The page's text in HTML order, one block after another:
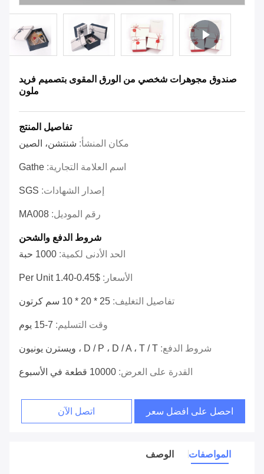
صندوق مجوهرات شخصي من الورق المقوى بتصميم فريد
ملون
تفاصيل المنتج
مكان المنشأ: شنتشن، الصين
اسم العلامة التجارية: Gathe
إصدار الشهادات: SGS
رقم الموديل: MA008
شروط الدفع والشحن
الحد الأدنى لكمية: 1000 حبة
الأسعار: $0.45-1.40 Per Unit
تفاصيل التغليف: 25 * 20 * 10 سم كرتون
وقت التسليم: 7-15 يوم
شروط الدفع: D / P ، D / A ، T / T ، ويسترن يونيون
القدرة على العرض: 10000 قطعة في الأسبوع
احصل على افضل سعر اتصل الآن
المواصفات الوصف